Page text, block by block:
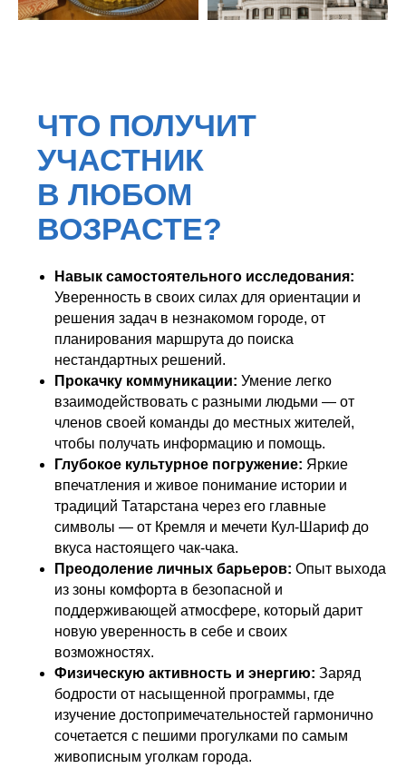
Навык самостоятельного исследования:
Уверенность в своих силах для ориентации и
решения задач в незнакомом городе, от
планирования маршрута до поиска
нестандартных решений.
Прокачку коммуникации: Умение легко
взаимодействовать с разными людьми — от
членов своей команды до местных жителей,
чтобы получать информацию и помощь.
Глубокое культурное погружение: Яркие
впечатления и живое понимание истории и
традиций Татарстана через его главные
символы — от Кремля и мечети Кул-Шариф до
вкуса настоящего чак-чака.
Преодоление личных барьеров: Опыт выхода
из зоны комфорта в безопасной и
поддерживающей атмосфере, который дарит
новую уверенность в себе и своих
возможностях.
Физическую активность и энергию: Заряд
бодрости от насыщенной программы, где
изучение достопримечательностей гармонично
сочетается с пешими прогулками по самым
живописным уголкам города.
©ПРОканикулы
Политика конфиденциальности
Оферта
Реквизиты
Контакты
Оформить возврат
мероприятий
Программы
Также мы в соц сетях:
info@proholidays.ru
Смотреть на карте
141207, Россия,
г. Пушкино,
ул. Чехова, д. 12